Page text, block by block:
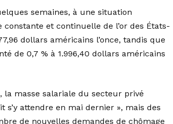
semaines, à une situation
et continuelle de l’or des États-
dollars américains l’once, tandis que
de 0,7 % à 1.996,40 dollars américains
la masse salariale du secteur privé
s’y attendre en mai dernier », mais des
de nouvelles demandes de chômage